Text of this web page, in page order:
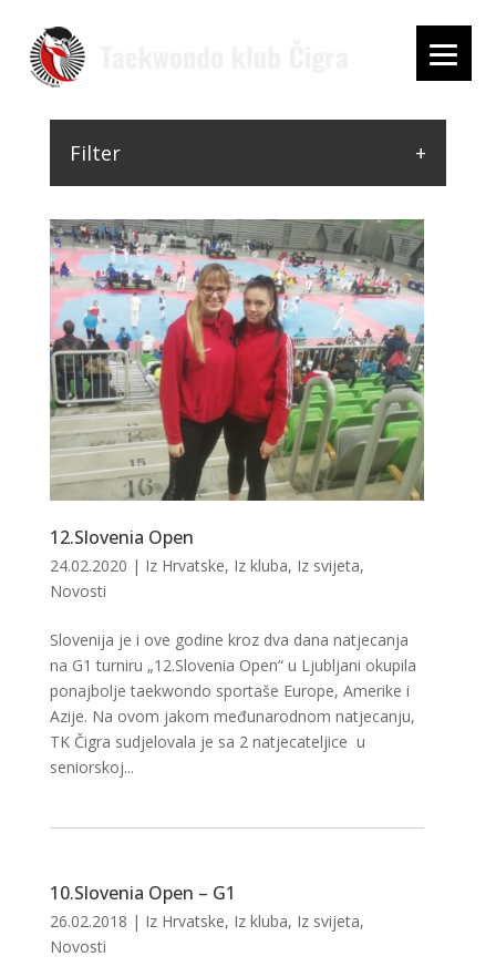
12.Slovenia Open
24.02.2020 | Iz Hrvatske, Iz kluba, Iz svijeta,
Novosti
Slovenija je i ove godine kroz dva dana natjecanja
na G1 turniru „12.Slovenia Open“ u Ljubljani okupila
ponajbolje taekwondo sportaše Europe, Amerike i
Azije. Na ovom jakom međunarodnom natjecanju,
TK Čigra sudjelovala je sa 2 natjecateljice u
seniorskoj...
10.Slovenia Open – G1
26.02.2018 | Iz Hrvatske, Iz kluba, Iz svijeta,
Novosti
Filter